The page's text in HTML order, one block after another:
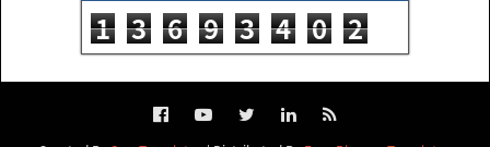
1 3 6 9 3 4 0 2